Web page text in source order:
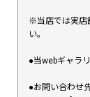
※当店では実店
い。
●当webギャラ
●お問い合わせ